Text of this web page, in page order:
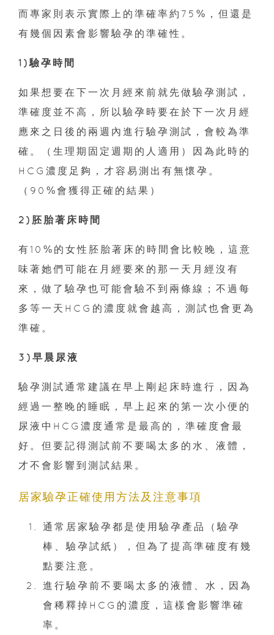
而專家則表示實際上的準確率約75%，但還是
有幾個因素會影響驗孕的準確性。
1)驗孕時間
如果想要在下一次月經來前就先做驗孕測試，
準確度並不高，所以驗孕時要在於下一次月經
應來之日後的兩週內進行驗孕測試，會較為準
確。（生理期固定週期的人適用）因為此時的
HCG濃度足夠，才容易測出有無懷孕。
（90%會獲得正確的結果）
2)胚胎著床時間
有10%的女性胚胎著床的時間會比較晚，這意
味著她們可能在月經要來的那一天月經沒有
來，做了驗孕也可能會驗不到兩條線；不過每
多等一天HCG的濃度就會越高，測試也會更為
準確。
3)早晨尿液
驗孕測試通常建議在早上剛起床時進行，因為
經過一整晚的睡眠，早上起來的第一次小便的
尿液中HCG濃度通常是最高的，準確度會最
好。但要記得測試前不要喝太多的水、液體，
才不會影響到測試結果。
居家驗孕正確使用方法及注意事項
通常居家驗孕都是使用驗孕產品（驗孕
棒、驗孕試紙），但為了提高準確度有幾
點要注意。
進行驗孕前不要喝太多的液體、水，因為
會稀釋掉HCG的濃度，這樣會影響準確
率。